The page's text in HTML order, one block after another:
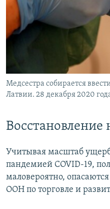
Медсестра собирается
Латвии. 28 декабря 2020
Восстановление
Учитывая масштаб
пандемией COVID-19,
маловероятно,
ООН по торговле и